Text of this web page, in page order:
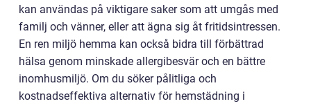
kan användas på viktigare saker som att umgås med
familj och vänner, eller att ägna sig åt fritidsintressen.
En ren miljö hemma kan också bidra till förbättrad
hälsa genom minskade allergibesvär och en bättre
inomhusmiljö. Om du söker pålitliga och
kostnadseffektiva alternativ för hemstädning i